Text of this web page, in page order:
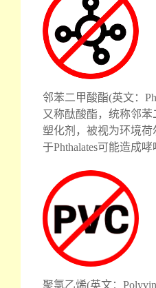
邻苯二甲酸酯(英文：
又称酞酸酯，统称邻
塑化剂，被视为环境
于Phthalates可能造成
聚氯乙烯(英文：